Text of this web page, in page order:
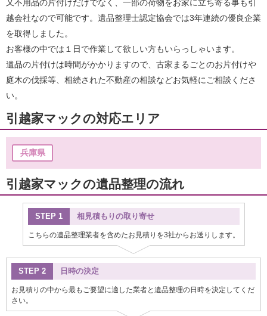
又不用品の片付けだけでなく、一部の荷物をお家に立ち寄る事も引
越会社なので可能です。遺品整理士認定協会では3年連続の優良企業
を取得しました。
お客様の中では１日で作業して欲しい方もいらっしゃいます。
遺品の片付けは時間がかかりますので、古家まるごとのお片付けや
庭木の伐採等、相続された不動産の相談などお気軽にご相談くださ
い。
引越家マックの対応エリア
兵庫県
引越家マックの遺品整理の流れ
STEP 1 相見積もりの取り寄せ
こちらの遺品整理業者を含めたお見積りを3社からお送りします。
STEP 2 日時の決定
お見積りの中から最もご要望に適した業者と遺品整理の日時を決定してくだ
さい。